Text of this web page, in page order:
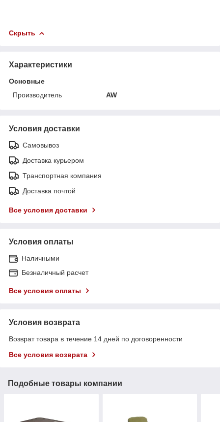
Скрыть
Характеристики
Основные
Производитель
AW
Условия доставки
Самовывоз
Доставка курьером
Транспортная компания
Доставка почтой
Все условия доставки
Условия оплаты
Наличными
Безналичный расчет
Все условия оплаты
Условия возврата
Возврат товара в течение 14 дней по договоренности
Все условия возврата
Подобные товары компании